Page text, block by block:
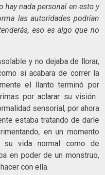
hay nada personal en esto y
las autoridades podrían
eso es algo que no
y no dejaba de llorar,
si acabara de correr la
el llanto terminó por
por aclarar su visión.
sensorial, por ahora
estaba tratando de darle
en un momento
su vida normal como de
en poder de un monstruo,
con ella.